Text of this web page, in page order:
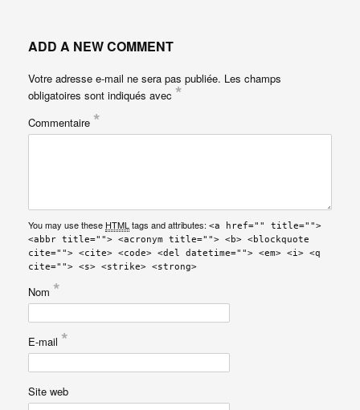
ADD A NEW COMMENT
Votre adresse e-mail ne sera pas publiée. Les champs
obligatoires sont indiqués avec *
Commentaire *
You may use these HTML tags and attributes: <a href="" title="">
<abbr title=""> <acronym title=""> <b> <blockquote
cite=""> <cite> <code> <del datetime=""> <em> <i> <q
cite=""> <s> <strike> <strong>
Nom *
E-mail *
Site web